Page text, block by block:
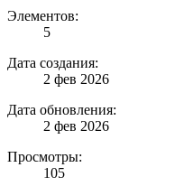
Элементов:
5
Дата создания:
2 фев 2026
Дата обновления:
2 фев 2026
Просмотры:
105